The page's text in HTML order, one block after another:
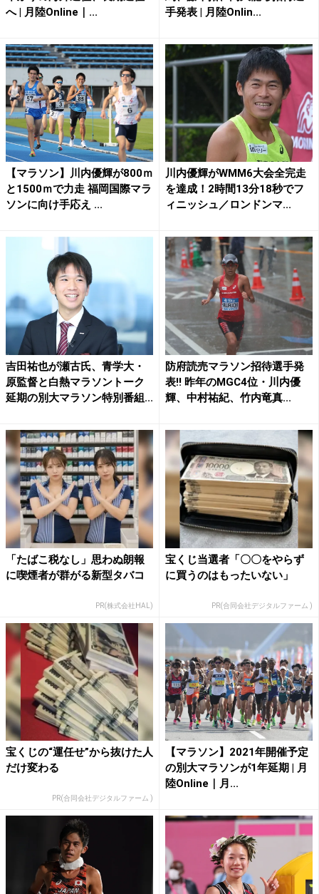
へ | 月陸Online｜...
手発表 | 月陸Onlin...
【マラソン】川内優輝が800ｍ
と1500ｍで力走 福岡国際マラ
ソンに向け手応え ...
川内優輝がWMM6大会全完走
を達成！2時間13分18秒でフ
ィニッシュ／ロンドンマ...
吉田祐也が瀬古氏、青学大・
原監督と白熱マラソントーク
延期の別大マラソン特別番組...
防府読売マラソン招待選手発
表!! 昨年のMGC4位・川内優
輝、中村祐紀、竹内竜真...
「たばこ税なし」思わぬ朗報
に喫煙者が群がる新型タバコ
PR(株式会社HAL)
宝くじ当選者「〇〇をやらず
に買うのはもったいない」
PR(合同会社デジタルファーム )
宝くじの“運任せ”から抜けた人
だけ変わる
PR(合同会社デジタルファーム )
【マラソン】2021年開催予定
の別大マラソンが1年延期 | 月
陸Online｜月...